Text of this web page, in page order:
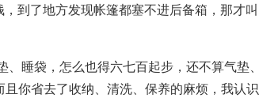
到了地方发现帐篷都塞不进后备箱，那才叫
睡袋，怎么也得六七百起步，还不算气垫、
你省去了收纳、清洗、保养的麻烦，我认识